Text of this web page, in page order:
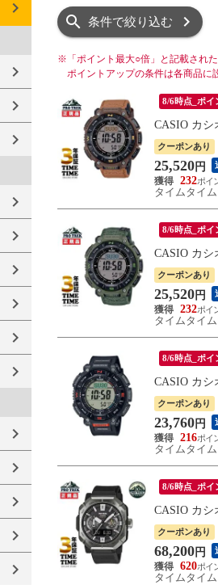
条件で絞り込む
※ 「ポイント最大○倍」と記載され
ポイントアップの条件は各商品に
8/6時点_ポイ
CASIO カシ
クーポンあり
25,520 円
232
タイムタイ
8/6時点_ポイ
CASIO カシ
クーポンあり
25,520 円
232
タイムタイ
8/6時点_ポイ
CASIO カシ
クーポンあり
23,760 円
216
タイムタイ
8/6時点_ポイ
CASIO カシ
クーポンあり
68,200 円
620
タイムタイ